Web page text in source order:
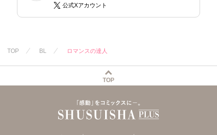
公式Xアカウント
TOP BL ロマンスの達人
TOP